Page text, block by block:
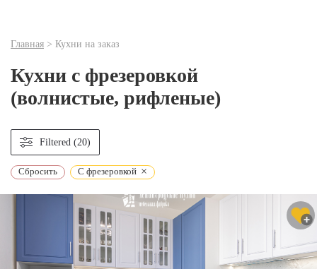
Главная > Кухни на заказ
Кухни с фрезеровкой
(волнистые, рифленые)
Filtered (20)
Сбросить С фрезеровкой ×